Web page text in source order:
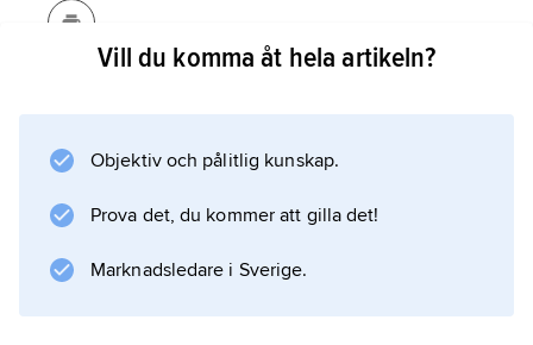
som innehåller inget eller obetydligt med
syre. Värme tillförs utifrån. Flyktiga ämnen
(främst olika kolväten) avgår då utan att
°C. Dessa kolväten är lätta (t.ex. metan) och
Vill du komma åt hela artikeln?
Objektiv och pålitlig kunskap.
Prova det, du kommer att gilla det!
Marknadsledare i Sverige.